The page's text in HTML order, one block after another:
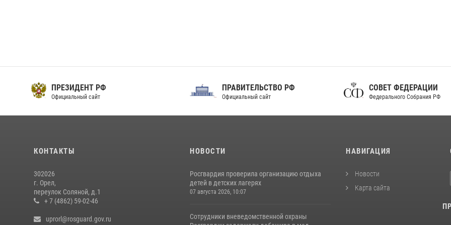
ПРЕЗИДЕНТ РФ
Официальный сайт
ПРАВИТЕЛЬСТВО РФ
Официальный сайт
СОВЕТ ФЕДЕРАЦИИ
Федерального Собрания РФ
КОНТАКТЫ
302026
г. Орел,
переулок Соляной, д.1
+ 7 (4862) 59-02-46
uprorl@rosguard.gov.ru
НОВОСТИ
Росгвардия проверила организацию отдыха
детей в детских лагерях
07 августа 2026, 10:07
Сотрудники вневедомственной охраны
НАВИГАЦИЯ
Новости
Карта сайта